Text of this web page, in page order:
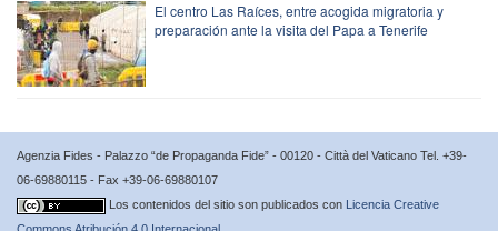
El centro Las Raíces, entre acogida migratoria y
preparación ante la visita del Papa a Tenerife
Agenzia Fides - Palazzo “de Propaganda Fide” - 00120 - Città del Vaticano Tel. +39-
06-69880115 - Fax +39-06-69880107
Los contenidos del sitio son publicados con
Licencia Creative